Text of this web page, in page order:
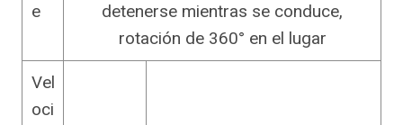
e
detenerse mientras se conduce,
rotación de 360° en el lugar
Vel
oci